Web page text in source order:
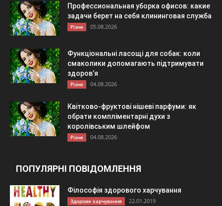
Профессиональная уборка офисов: какие
задачи берет на себя клининговая служба
Різне 05.08.2026
Функціональні ласощі для собак: коли
смаколики допомагають підтримувати
здоров’я
Різне 04.08.2026
Квітково-фруктові нішеві парфуми: як
обрати компліментарні духи з
королівським шлейфом
Різне 04.08.2026
ПОПУЛЯРНІ ПОВІДОМЛЕННЯ
Філософія здорового харчування
Здорове харчування 22.01.2019